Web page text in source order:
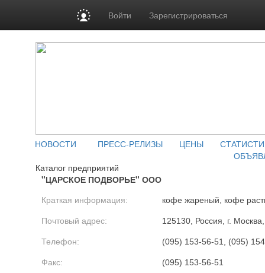
Войти Зарегистрироваться
НОВОСТИ ПРЕСС-РЕЛИЗЫ ЦЕНЫ
Каталог предприятий
"ЦАРСКОЕ ПОДВОРЬЕ" ООО
Краткая информация: кофе жареный, кофе
Почтовый адрес: 125130, Россия, г.
Телефон: (095) 153-56-51, (095)
Факс: (095) 153-56-51